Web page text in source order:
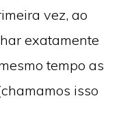
vez, ao
exatamente
tempo as
isso